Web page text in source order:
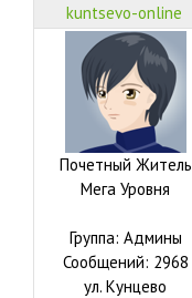
kuntsevo-online
Почетный Житель
Мега Уровня
Группа: Админы
Сообщений: 2968
ул. Кунцево